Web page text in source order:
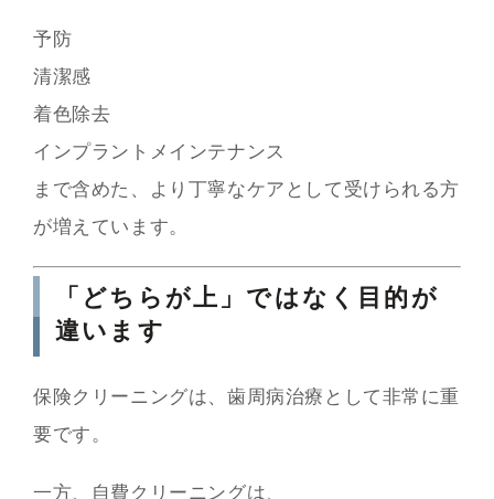
予防
清潔感
着色除去
インプラントメインテナンス
まで含めた、より丁寧なケアとして受けられる方
が増えています。
「どちらが上」ではなく目的が
違います
保険クリーニングは、歯周病治療として非常に重
要です。
一方、自費クリーニングは、